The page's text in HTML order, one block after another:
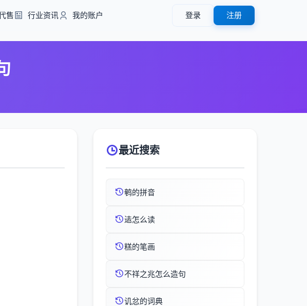
售 行业资讯 我的账户 登录 注册
最近搜索
鹌的拼音
迲怎么读
糕的笔画
不祥之兆怎么造句
讥忿的词典